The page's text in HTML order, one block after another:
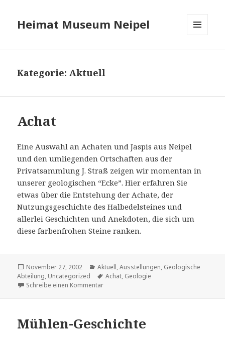
Heimat Museum Neipel
Kategorie:Aktuell
Achat
Eine Auswahl an Achaten und Jaspis aus Neipel
und den umliegenden Ortschaften aus der
Privatsammlung J. Straß zeigen wir momentan in
unserer geologischen “Ecke”. Hier erfahren Sie
etwas über die Entstehung der Achate, der
Nutzungsgeschichte des Halbedelsteines und
allerlei Geschichten und Anekdoten, die sich um
diese farbenfrohen Steine ranken.
Veröffentlicht
am
November 27, 2002 Kategorien
Aktuell,Ausstellungen, Geologische
Abteilung, Uncategorized Schlagwörter
Achat, Geologie
Schreibe einen Kommentarzu Achat
Mühlen-Geschichte